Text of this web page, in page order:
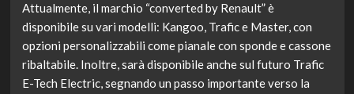
Attualmente, il marchio “converted by Renault” è
disponibile su vari modelli: Kangoo, Trafic e Master, con
opzioni personalizzabili come pianale con sponde e cassone
ribaltabile. Inoltre, sarà disponibile anche sul futuro Trafic
E-Tech Electric, segnando un passo importante verso la